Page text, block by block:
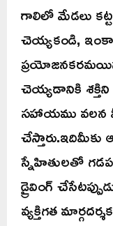
గాలిలో మేడలు
చెయ్యకండి, ఇంకా
చెయ్యడానికి శక్తిని
సహాయము వలన
చేస్తారు.ఇదిమీకు
స్నేహితులతో
డ్రైవింగ్
వ్యక్తిగత